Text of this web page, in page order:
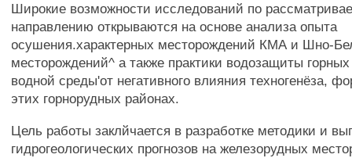
Широкие возможности исследований по
направлению открываются на основе анализа опыта
осушения.характерных месторождений КМА и Шно-
месторождений^ а также практики водозащиты
водной среды'от негативного влияния техногенёза,
этих горнорудных районах.
Цель работы заклйчается в разработке методики и
гидрогеологических прогнозов на железорудных